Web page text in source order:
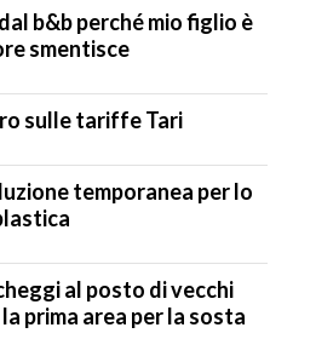
b&b perché mio figlio è
smentisce
sulle tariffe Tari
temporanea per lo
al posto di vecchi
prima area per la sosta